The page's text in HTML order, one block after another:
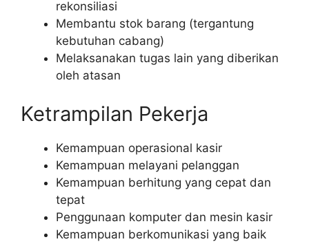
rekonsiliasi
Membantu stok barang (tergantung
kebutuhan cabang)
Melaksanakan tugas lain yang diberikan
oleh atasan
Ketrampilan Pekerja
Kemampuan operasional kasir
Kemampuan melayani pelanggan
Kemampuan berhitung yang cepat dan
tepat
Penggunaan komputer dan mesin kasir
Kemampuan berkomunikasi yang baik